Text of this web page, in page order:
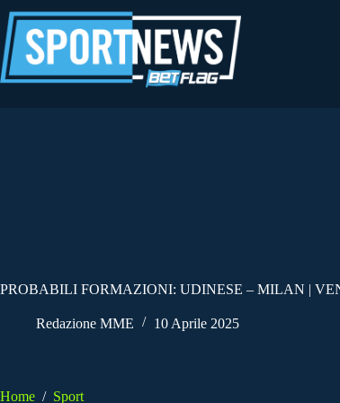
al
contenuto
PROBABILI FORMAZIONI: UDINESE – MILAN |
Redazione MME 10 Aprile 2025
Home / Sport